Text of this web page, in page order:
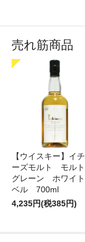
売れ筋商品
【ウイスキー】イ
ーズモルト モルト
グレーン ホワイト
ベル 700ml
4,235円(税385円)